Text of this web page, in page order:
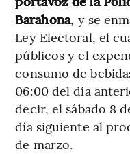
Barahona, y se
Ley Electoral, el
públicos y el
consumo de
06:00 del día
decir, el sábado 8
día siguiente al
de marzo.